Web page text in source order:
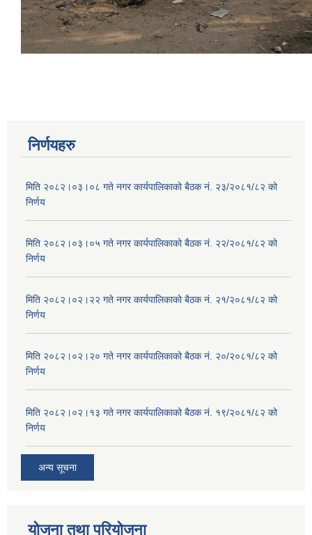
निर्णयहरु
मिति २०८२।०३।०८ गते नगर कार्यपालिकाको बैठक नं. २३/२०८१/८२ को
निर्णय
मिति २०८२।०३।०५ गते नगर कार्यपालिकाको बैठक नं. २२/२०८१/८२ को
निर्णय
मिति २०८२।०२।२२ गते नगर कार्यपालिकाको बैठक नं. २१/२०८१/८२ को
निर्णय
मिति २०८२।०२।२० गते नगर कार्यपालिकाको बैठक नं. २०/२०८१/८२ को
निर्णय
मिति २०८२।०२।१३ गते नगर कार्यपालिकाको बैठक नं. १९/२०८१/८२ को
निर्णय
अन्य सूचना
योजना तथा परियोजना